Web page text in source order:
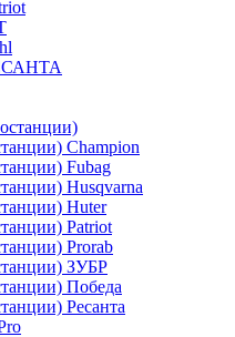
Champion
Fubag
Husqvarna
Huter
Patriot
Prorab
ЗУБР
Победа
Ресанта